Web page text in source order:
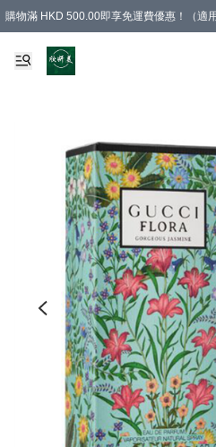
購物滿 HKD 500.00即享免運費優惠！（適